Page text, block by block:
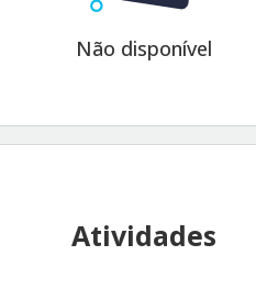
Não disponível
Atividades